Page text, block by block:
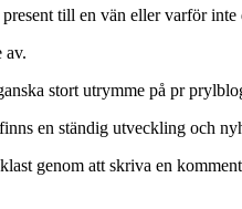
till en vän eller varför inte
av.
stort utrymme på pr
en ständig utveckling och
genom att skriva en